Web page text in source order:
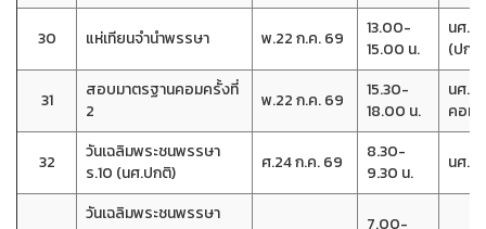
30 แห่เทียนจำนำพรรษา พ.22 ก.ค. 69
13.00-
15.00 น.
นศ.
(ปกติ
31
สอบมาตรฐานคอมครั้งที่
2
พ.22 ก.ค. 69
15.30-
18.00 น.
นศ.ที่
คอม
32
วันเฉลิมพระชนพรรษา
ร.10 (นศ.ปกติ)
ศ.24 ก.ค. 69
8.30-
9.30 น.
นศ.(
วันเฉลิมพระชนพรรษา
7.00-